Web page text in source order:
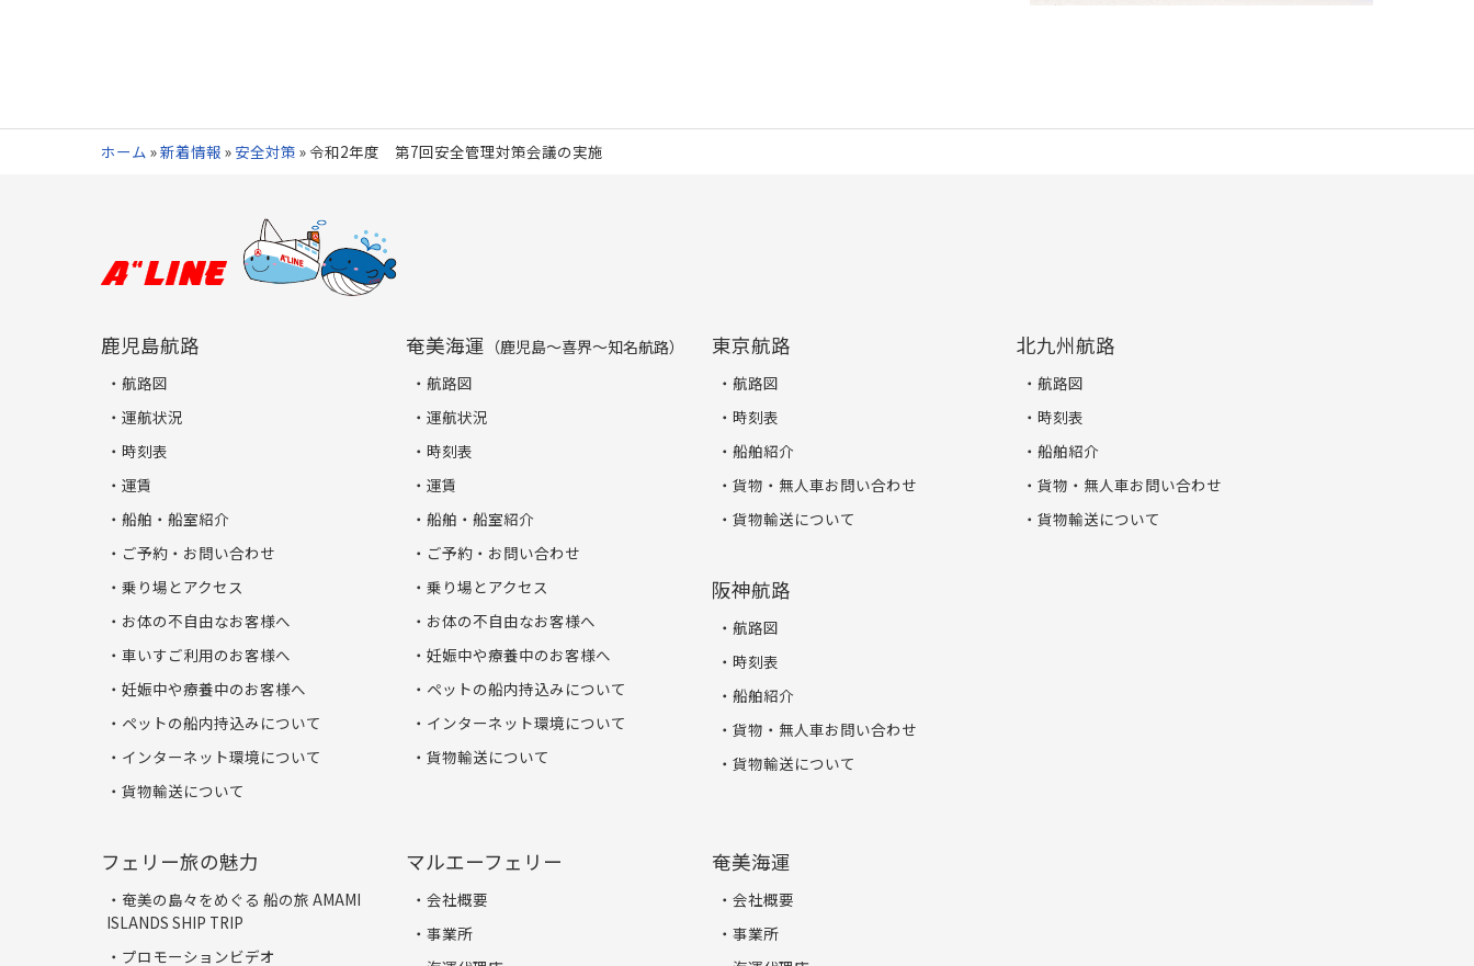
ホーム »新着情報 » 安全対策 » 令和2年度 第7回安全管理対策会議の実施
鹿児島航路
航路図
運航状況
時刻表
運賃
船舶・船室紹介
ご予約・お問い合わせ
乗り場とアクセス
お体の不自由なお客様へ
車いすご利用のお客様へ
妊娠中や療養中のお客様へ
ペットの船内持込みについて
インターネット環境について
貨物輸送について
奄美海運 （鹿児島～喜界～知名航路）
航路図
運航状況
時刻表
運賃
船舶・船室紹介
ご予約・お問い合わせ
乗り場とアクセス
お体の不自由なお客様へ
妊娠中や療養中のお客様へ
ペットの船内持込みについて
インターネット環境について
貨物輸送について
東京航路
航路図
時刻表
船舶紹介
貨物・無人車お問い合わせ
貨物輸送について
阪神航路
航路図
時刻表
船舶紹介
貨物・無人車お問い合わせ
貨物輸送について
北九州航路
航路図
時刻表
船舶紹介
貨物・無人車お問い合わせ
貨物輸送について
フェリー旅の魅力
奄美の島々をめぐる 船の旅 AMAMI
ISLANDS SHIP TRIP
プロモーションビデオ
マルエーフェリー
会社概要
事業所
奄美海運
会社概要
事業所